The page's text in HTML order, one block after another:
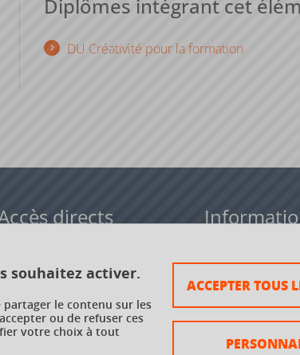
souhaitez activer.
le contenu sur les
ou de refuser ces
votre choix à tout
ACCEPTER TOUS
Diplômes intégrant cet
DU Créativité pour la formation
directs
transversaux à
(ETC)
Plan du site
Mentions légales
Crédits